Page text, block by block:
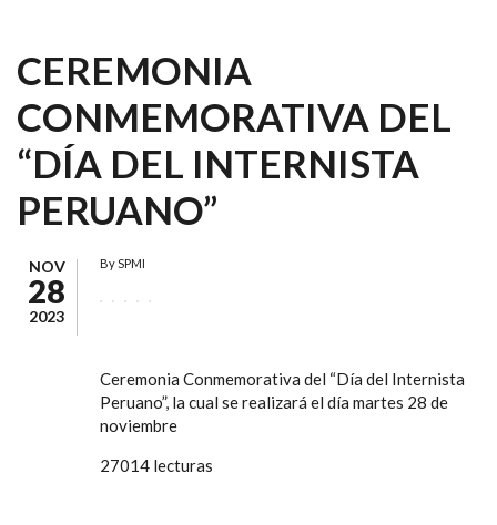
CEREMONIA
CONMEMORATIVA DEL
“DÍA DEL INTERNISTA
PERUANO”
NOV
28
2023
BySPMI
Ceremonia Conmemorativa del “Día del Internista
Peruano”, la cual se realizará el día martes 28 de
noviembre
27014 lecturas